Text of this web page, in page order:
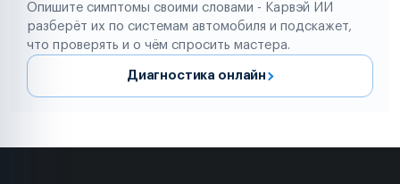
Опишите симптомы своими словами - Карвэй ИИ
разберёт их по системам автомобиля и подскажет,
что проверять и о чём спросить мастера.
Диагностика онлайн